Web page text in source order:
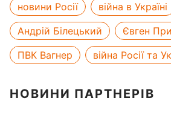
новини Росії війна в Україні
Андрій Білецький
Євген
ПВК Вагнер
війна Росії та
НОВИНИ ПАРТНЕРІВ